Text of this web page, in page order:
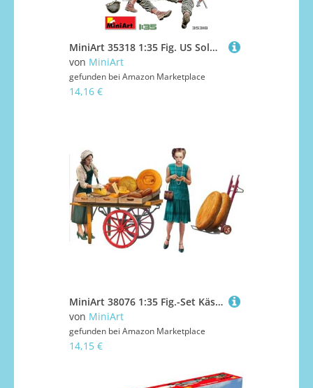
MiniArt 35318 1:35 Fig. US Soldaten In Ruhe SE (5) - originalgetreue Nachbildung, Modellbau, Plastik Bausatz, Basteln, Hobby, Kleben, Modellbausatz, Zusammenbauen, unlackiert
von MiniArt
gefunden bei Amazon Marketplace
14,16 €
MiniArt 38076 1:35 Fig.-Set Käseverkäufer m. Stand (2)-originalgetreue Nachbildung, Modellbau, Plastik Bausatz, Basteln, Hobby, Kleben, Modellbausatz, Zusammenbauen, unlackiert
von MiniArt
gefunden bei Amazon Marketplace
14,15 €